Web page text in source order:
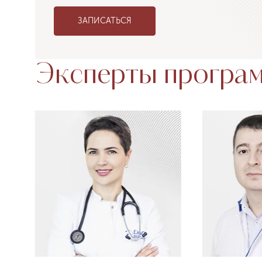
ЗАПИСАТЬСЯ
Эксперты